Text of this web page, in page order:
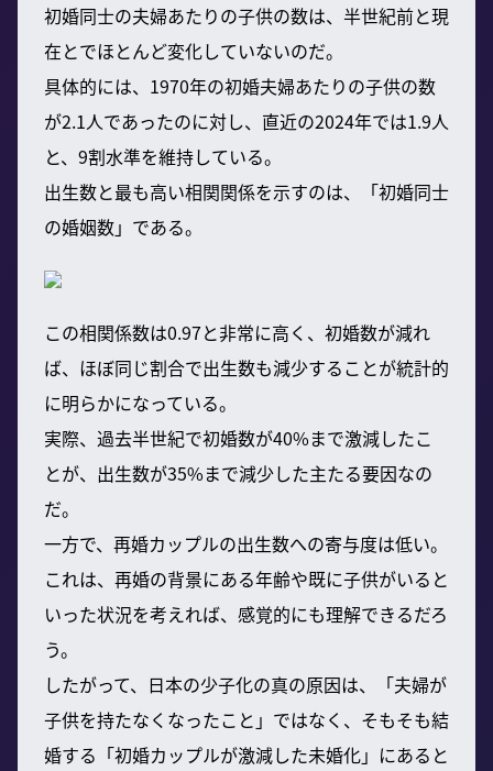
初婚同士の夫婦あたりの子供の数は、半世紀前と現
在とでほとんど変化していないのだ。
具体的には、1970年の初婚夫婦あたりの子供の数
が2.1人であったのに対し、直近の2024年では1.9人
と、9割水準を維持している。
出生数と最も高い相関関係を示すのは、「初婚同士
の婚姻数」である。
この相関係数は0.97と非常に高く、初婚数が減れ
ば、ほぼ同じ割合で出生数も減少することが統計的
に明らかになっている。
実際、過去半世紀で初婚数が40%まで激減したこ
とが、出生数が35%まで減少した主たる要因なの
だ。
一方で、再婚カップルの出生数への寄与度は低い。
これは、再婚の背景にある年齢や既に子供がいると
いった状況を考えれば、感覚的にも理解できるだろ
う。
したがって、日本の少子化の真の原因は、「夫婦が
子供を持たなくなったこと」ではなく、そもそも結
婚する「初婚カップルが激減した未婚化」にあると